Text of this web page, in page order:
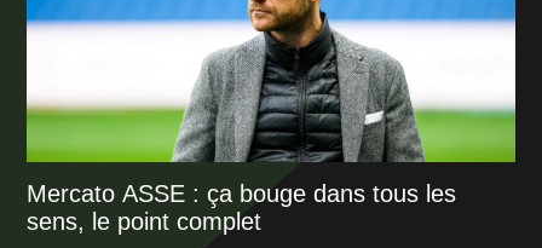
Mercato ASSE : ça bouge dans tous les
sens, le point complet